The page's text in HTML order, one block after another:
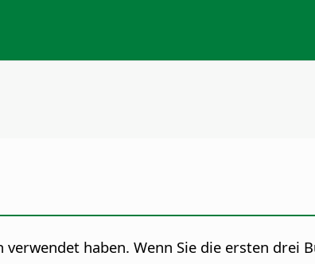
haben. Wenn Sie die ersten drei